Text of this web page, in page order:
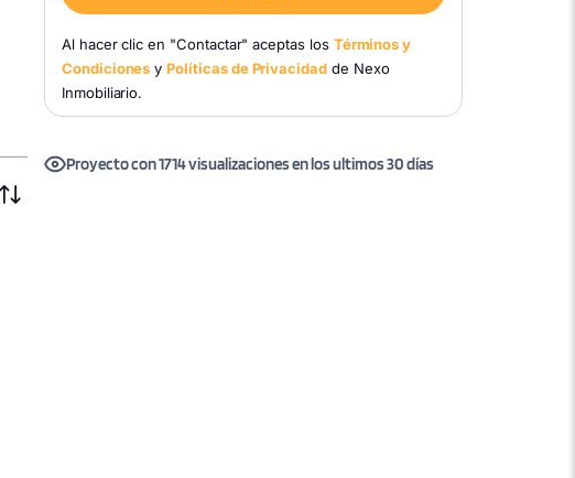
Al hacer clic en "Contactar" aceptas los Términos y
Condiciones yPolíticas de Privacidadde Nexo
Inmobiliario.
Proyecto con 1714 visualizaciones en los ultimos 30 días